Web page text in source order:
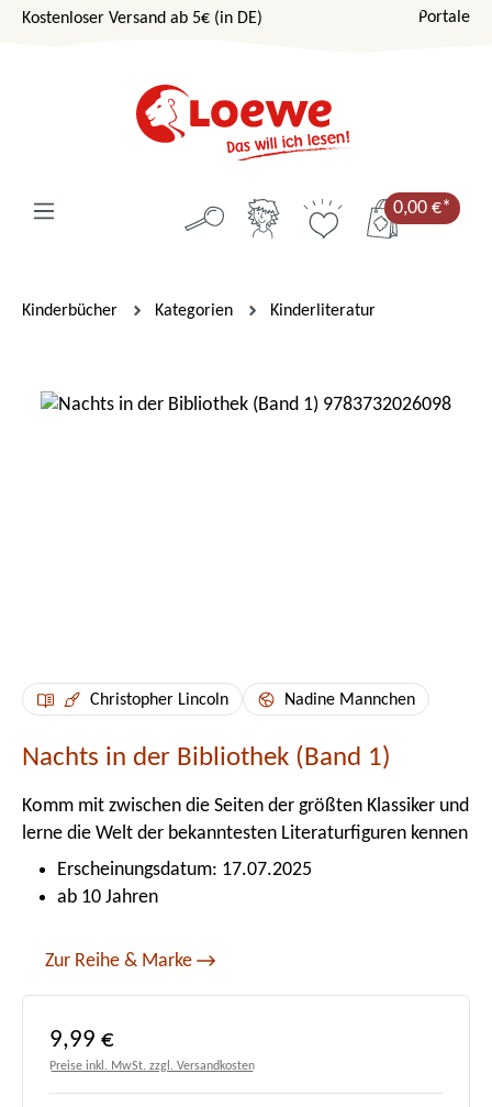
Zum Hauptinhalt springen
Kostenloser Versand ab 5€ (in DE) Portale
0,00 €*
Kinderbücher Kategorien Kinderliteratur
Bildergalerie überspringen
Christopher Lincoln Nadine Mannchen
Nachts in der Bibliothek (Band 1)
Komm mit zwischen die Seiten der größten Klassiker und
lerne die Welt der bekanntesten Literaturfiguren kennen
Erscheinungsdatum: 17.07.2025
ab 10 Jahren
Zur Reihe & Marke
Regulärer Preis:
9,99 €
Preise inkl. MwSt. zzgl. Versandkosten